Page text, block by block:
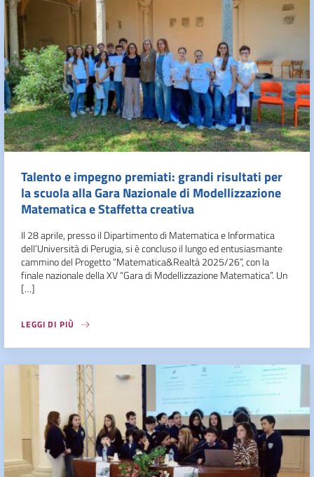
Talento e impegno premiati: grandi risultati per
la scuola alla Gara Nazionale di Modellizzazione
Matematica e Staffetta creativa
Il 28 aprile, presso il Dipartimento di Matematica e Informatica
dell’Università di Perugia, si è concluso il lungo ed entusiasmante
cammino del Progetto “Matematica&Realtà 2025/26”, con la
finale nazionale della XV “Gara di Modellizzazione Matematica”. Un
[…]
LEGGI DI PIÙ